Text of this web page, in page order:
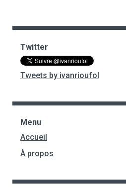
Twitter
Tweets by ivanrioufol
Menu
Accueil
À propos